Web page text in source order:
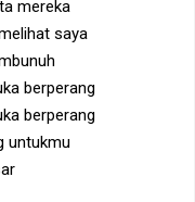
mereka
saya
berperang
berperang
untukmu